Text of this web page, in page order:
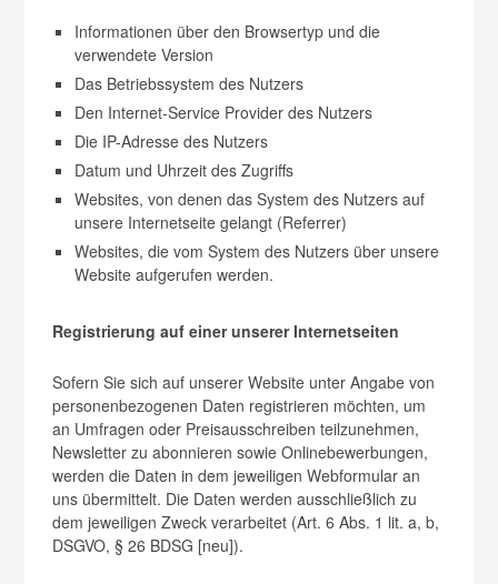
Informationen über den Browsertyp und die
verwendete Version
Das Betriebssystem des Nutzers
Den Internet-Service Provider des Nutzers
Die IP-Adresse des Nutzers
Datum und Uhrzeit des Zugriffs
Websites, von denen das System des Nutzers auf
unsere Internetseite gelangt (Referrer)
Websites, die vom System des Nutzers über unsere
Website aufgerufen werden.
Registrierung auf einer unserer Internetseiten
Sofern Sie sich auf unserer Website unter Angabe von
personenbezogenen Daten registrieren möchten, um
an Umfragen oder Preisausschreiben teilzunehmen,
Newsletter zu abonnieren sowie Onlinebewerbungen,
werden die Daten in dem jeweiligen Webformular an
uns übermittelt. Die Daten werden ausschließlich zu
dem jeweiligen Zweck verarbeitet (Art. 6 Abs. 1 lit. a, b,
DSGVO, § 26 BDSG [neu]).